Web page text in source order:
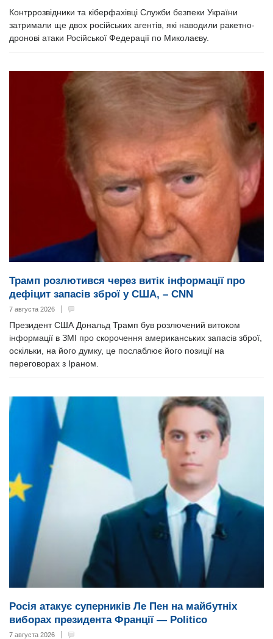
Контррозвідники та кіберфахівці Служби безпеки України
затримали ще двох російських агентів, які наводили ракетно-
дронові атаки Російської Федерації по Миколаєву.
Трамп розлютився через витік інформації про
дефіцит запасів зброї у США, – CNN
7 августа 2026
Президент США Дональд Трамп був розлючений витоком
інформації в ЗМІ про скорочення американських запасів зброї,
оскільки, на його думку, це послаблює його позиції на
переговорах з Іраном.
Росія атакує суперників Ле Пен на майбутніх
виборах президента Франції — Politico
7 августа 2026